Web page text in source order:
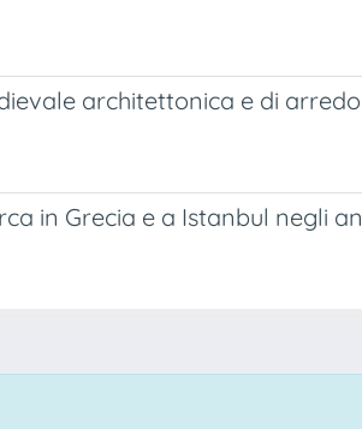
architettonica e di
in Grecia e a Istanbul negli